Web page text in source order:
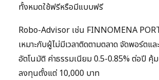
ทั้งหมดใช้ฟรีหรือมีแบบฟรี
Robo-Advisor เช่น FINNOMENA
เหมาะกับผู้ไม่มีเวลาติดตามตลาด จัดพอร์ตแ
อัตโนมัติ ค่าธรรมเนียม 0.5-0.85% ต่อปี คุ้
ลงทุนตั้งแต่ 10,000 บาท